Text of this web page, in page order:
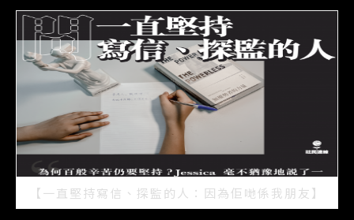
【一直堅持寫信、探監的人：因為佢哋係我朋友】